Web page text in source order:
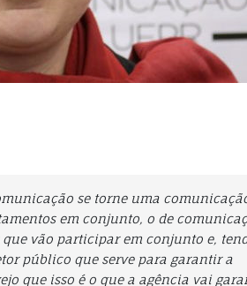
se torne uma
em conjunto, o de
que vão participar em conjunto e,
público que serve para garantir a
que isso é o que a agência vai